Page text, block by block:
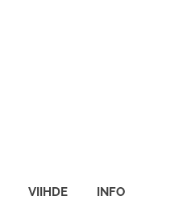
VIIHDE INFO